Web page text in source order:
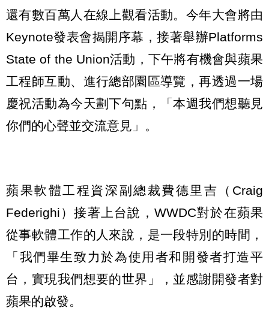
還有數百萬人在線上觀看活動。今年大會將由
Keynote發表會揭開序幕，接著舉辦Platforms
State of the Union活動，下午將有機會與蘋果
工程師互動、進行總部園區導覽，再透過一場
慶祝活動為今天劃下句點，「本週我們想聽見
你們的心聲並交流意見」。
蘋果軟體工程資深副總裁費德里吉（Craig
Federighi）接著上台說，WWDC對於在蘋果
從事軟體工作的人來說，是一段特別的時間，
「我們畢生致力於為使用者和開發者打造平
台，實現我們想要的世界」，並感謝開發者對
蘋果的啟發。